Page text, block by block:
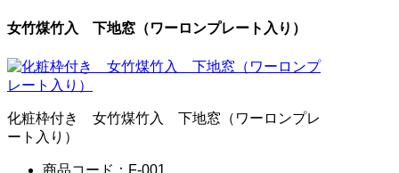
女竹煤竹入 下地窓（ワーロンプレート入り）
化粧枠付き 女竹煤竹入 下地窓（ワーロンプレ
ート入り）
商品コード：F-001